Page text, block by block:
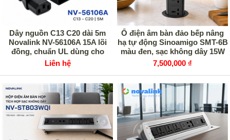
Dây nguồn C13 C20 dài 5m
Novalink NV-56106A 15A lõi
đồng, chuẩn UL dùng cho
UPS, PDU công suất lớn
Liên hệ
Ổ điện âm bàn đảo bếp nâng
hạ tự động Sinoamigo SMT-6B
màu đen, sạc không dây 15W
7,500,000 ₫